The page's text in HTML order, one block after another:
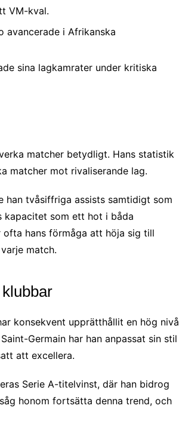
VM-kval.
avancerade i Afrikanska
sina lagkamrater under kritiska
matcher betydligt. Hans statistik
matcher mot rivaliserande lag.
han tvåsiffriga assists samtidigt som
kapacitet som ett hot i båda
hans förmåga att höja sig till
match.
konsekvent upprätthållit en hög nivå
Germain har han anpassat sin stil
att excellera.
Serie A-titelvinst, där han bidrog
honom fortsätta denna trend, och